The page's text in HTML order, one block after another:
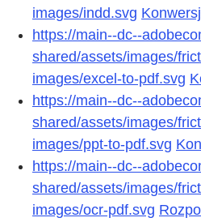
images/indd.svg
https://main--dc--
shared/assets/images/
images/excel-to-pdf.svg
https://main--dc--
shared/assets/images/
images/ppt-to-pdf.svg
https://main--dc--
shared/assets/images/
images/ocr-pdf.svg